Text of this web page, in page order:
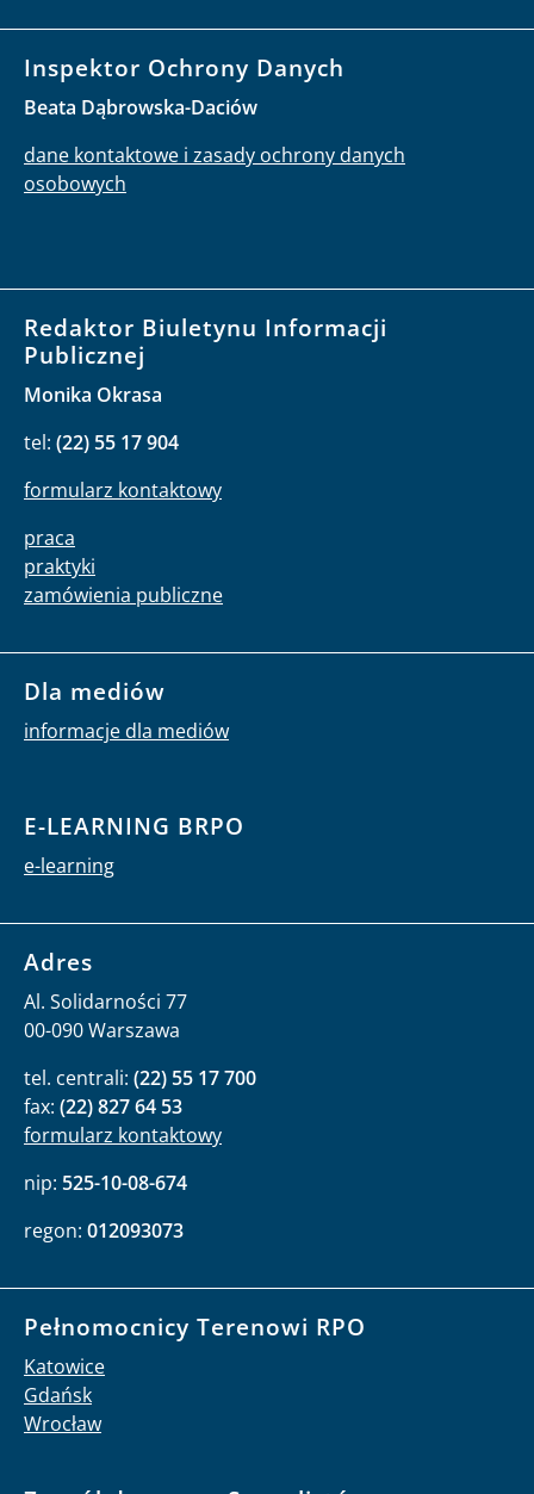
Inspektor Ochrony Danych
Beata Dąbrowska-Daciów
dane kontaktowe i zasady ochrony danych
osobowych
Redaktor Biuletynu Informacji
Publicznej
Monika Okrasa
tel: (22) 55 17 904
formularz kontaktowy
praca
praktyki
zamówienia publiczne
Dla mediów
informacje dla mediów
E-LEARNING BRPO
e-learning
Adres
Al. Solidarności 77
00-090 Warszawa
tel. centrali: (22) 55 17 700
fax: (22) 827 64 53
formularz kontaktowy
nip: 525-10-08-674
regon: 012093073
Pełnomocnicy Terenowi RPO
Katowice
Gdańsk
Wrocław